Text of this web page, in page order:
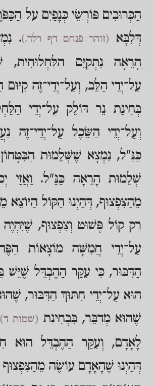
הַכְּרוּבִים פּוֹרְשֵׂי כְּנָפַיִם עַל
דְּלִבָּא (זוהר פנחס דף רלד.).
הָרֵאָה נִתְקַיֵּם הַלַּחְלוּחִית,
עַל־יְדֵי הַלֵּב, וְעַל־יְדֵי־זֶה
בְּחִינַת נֵר דּוֹלֵק עַל־יְדֵי
וְעַל־יְדֵי הַשֵּׂכֶל עַל־יְדֵי־זֶה
כַּנַּ"ל, נִמְצָא שֶׁשְּׁלֵמוּת הַבִּטָּחוֹן
שְׁלֵמוּת הָרֵאָה כַּנַּ"ל. וַאֲזַי
מֵהַצִּפְצוּף, דְּהַיְנוּ הַקּוֹל הַיּוֹצֵא
רַק קוֹל פָּשׁוּט וְצִפְצוּף,
עַל־יְדֵי חֲמִשָּׁה מוֹצָאוֹת
הַדִּבּוּר, כִּי עִקַּר הַהֶבְדֵּל שֶׁיֵּשׁ
הוּא עַל־יְדֵי חִתּוּךְ הַדִּבּוּר,
שֶׁהוּא מְדַבֵּר, בִּבְחִינַת (שמות ד)
לָאָדָם, וְעִקַּר הַהֶבְדֵּל הוּא
דְּהַיְנוּ שֶׁהָאָדָם עוֹשֶׂה מֵהַצִּפְצוּף